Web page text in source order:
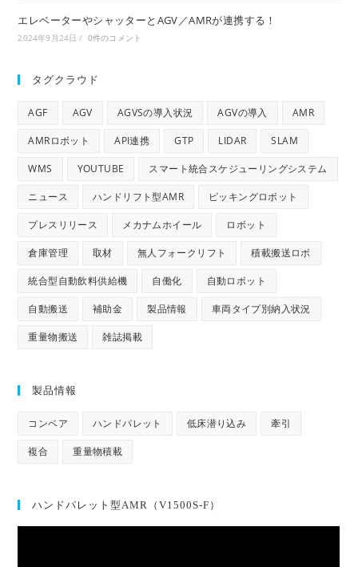
エレベーターやシャッターとAGV／AMRが連携する！
2024年9月24日 / 0件のコメント
タグクラウド
AGF AGV AGVSの導入状況 AGVの導入 AMR
AMRロボット API連携 GTP LIDAR SLAM
WMS YOUTUBE スマート統合スケジューリングシステム
ニュース ハンドリフト型AMR ピッキングロボット
プレスリリース メカナムホイール ロボット
倉庫管理 取材 無人フォークリフト 積載搬送ロボ
統合型自動飲料供給機 自働化 自動ロボット
自動搬送 補助金 製品情報 車両タイプ別納入状況
重量物搬送 雑誌掲載
製品情報
コンベア ハンドパレット 低床潜り込み 牽引
複合 重量物積載
ハンドパレット型AMR（V1500S-F）